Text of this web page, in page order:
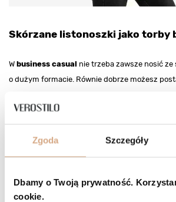
Zgoda Szczegóły
Dbamy o Twoją prywatność.
cookie.
Skórzane listonoszki jako torby
W business casual nie trzeba zawsze nosić ze
o dużym formacie. Równie dobrze możesz
modele o klasycznym kroju. Najlepszym
listonoszki, które są na topie już od kilku
jeśli masz mało rzeczy do zabrania, Twój
powodzeniem dopełni skórzana listonoszka.
elastyczne. Radzimy jednak nie rozglądać się